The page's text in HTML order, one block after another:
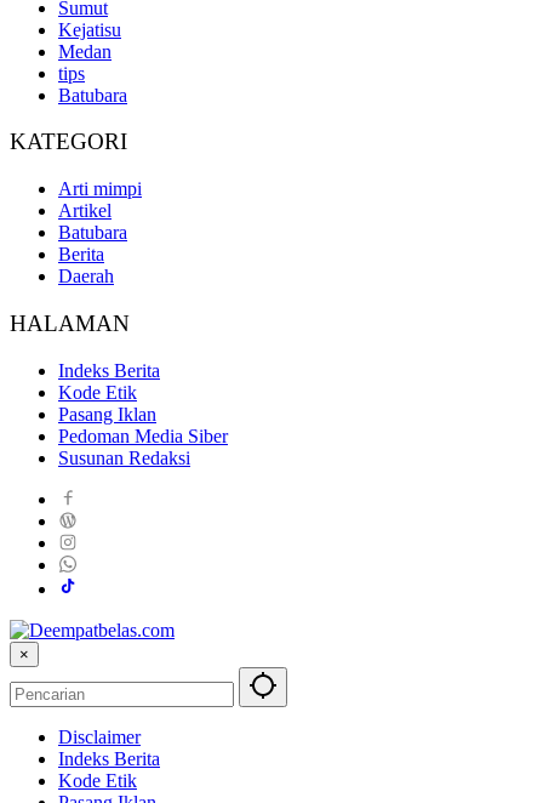
Sumut
Kejatisu
Medan
tips
Batubara
KATEGORI
Arti mimpi
Artikel
Batubara
Berita
Daerah
HALAMAN
Indeks Berita
Kode Etik
Pasang Iklan
Pedoman Media Siber
Susunan Redaksi
×
Disclaimer
Indeks Berita
Kode Etik